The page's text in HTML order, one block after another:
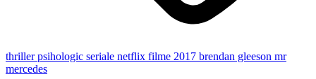
thriller psihologic seriale netflix filme 2017 brendan gleeson mr
mercedes